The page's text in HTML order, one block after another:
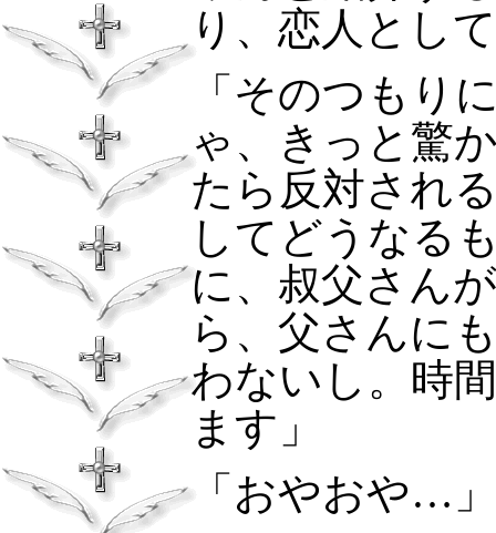
り、恋人とし
「そのつもり
ゃ、きっと驚
たら反対され
してどうなる
に、叔父さん
ら、父さんに
わないし。時
ます」
「おやおや…」